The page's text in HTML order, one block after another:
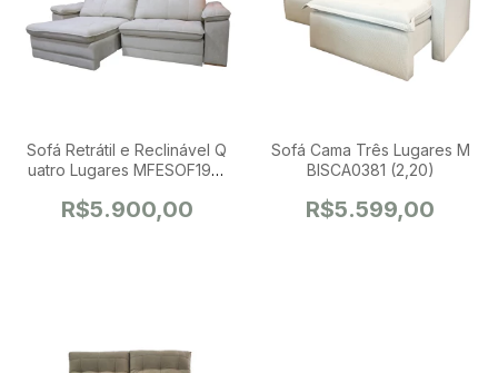
Sofá Retrátil e Reclinável Q
uatro Lugares MFESOF1991
R$5.900,00
Sofá Cama Três Lugares M
BISCA0381 (2,20)
R$5.599,00